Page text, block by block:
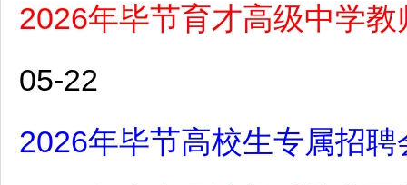
2026年毕节育才高级中学
05-22
2026年毕节高校生专属招